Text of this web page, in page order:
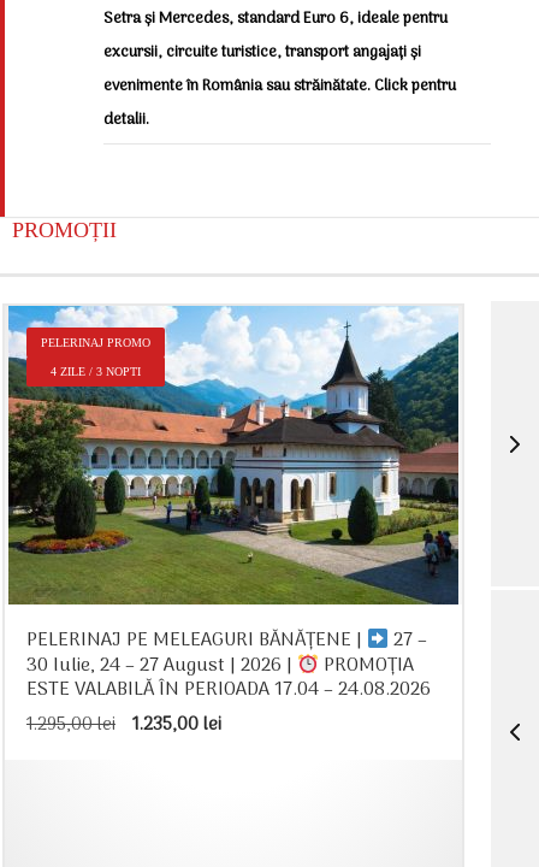
Setra și Mercedes, standard Euro 6, ideale pentru
excursii, circuite turistice, transport angajați și
evenimente în România sau străinătate. Click pentru
detalii.
PROMOȚII
PELERINAJ PROMO
4 ZILE / 3 NOPTI
PELERINAJ PE MELEAGURI BĂNĂȚENE | 27 –
30 Iulie, 24 – 27 August | 2026 | PROMOȚIA
ESTE VALABILĂ ÎN PERIOADA 17.04 – 24.08.2026
1.295,00lei Prețul
1.235,00leiPrețul